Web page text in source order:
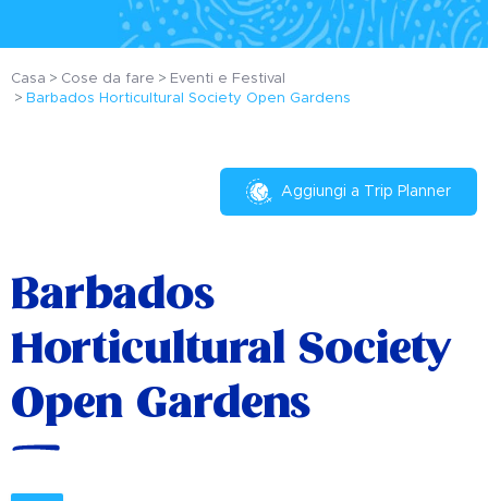
Casa Cose da fare
Eventi e Festival
Barbados Horticultural Society Open Gardens
Aggiungi a Trip Planner
Barbados
Horticultural Society
Open Gardens